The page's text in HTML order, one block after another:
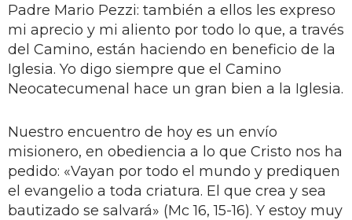
Padre Mario Pezzi: también a ellos les expreso
mi aprecio y mi aliento por todo lo que, a través
del Camino, están haciendo en beneficio de la
Iglesia. Yo digo siempre que el Camino
Neocatecumenal hace un gran bien a la Iglesia.
Nuestro encuentro de hoy es un envío
misionero, en obediencia a lo que Cristo nos ha
pedido: «Vayan por todo el mundo y prediquen
el evangelio a toda criatura. El que crea y sea
bautizado se salvará» (Mc 16, 15-16). Y estoy muy